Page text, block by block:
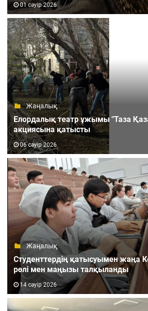
01 сәуір 2026
Жаңалық
Елордалық театр ұжымы "Таза
акциясына қатысты
06 сәуір 2026
Жаңалық
Студенттердің қатысуымен жаңа
рөлі мен маңызы талқыланды
14 сәуір 2026